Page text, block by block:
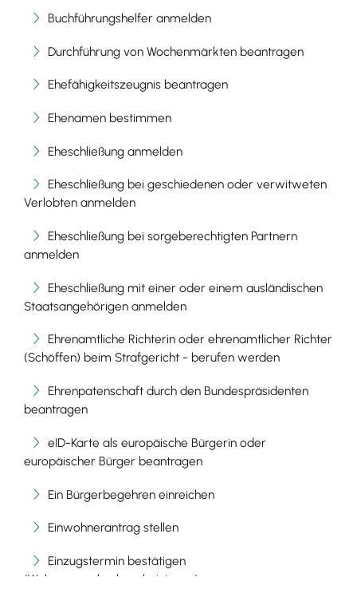
Buchführungshelfer anmelden
Durchführung von Wochenmärkten beantragen
Ehefähigkeitszeugnis beantragen
Ehenamen bestimmen
Eheschließung anmelden
Eheschließung bei geschiedenen oder verwitweten
Verlobten anmelden
Eheschließung bei sorgeberechtigten Partnern
anmelden
Eheschließung mit einer oder einem ausländischen
Staatsangehörigen anmelden
Ehrenamtliche Richterin oder ehrenamtlicher Richter
(Schöffen) beim Strafgericht - berufen werden
Ehrenpatenschaft durch den Bundespräsidenten
beantragen
eID-Karte als europäische Bürgerin oder
europäischer Bürger beantragen
Ein Bürgerbegehren einreichen
Einwohnerantrag stellen
Einzugstermin bestätigen
(Wohnungsgeberbescheinigung)